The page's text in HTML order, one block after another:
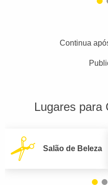
Continua
Lugares para
Salão de Beleza